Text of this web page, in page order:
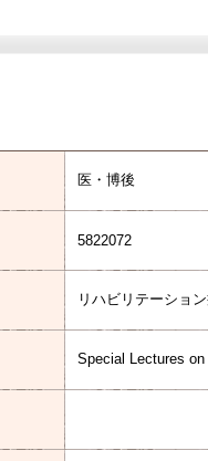
医・博後
5822072
リハビリテーショ
Special Lectures